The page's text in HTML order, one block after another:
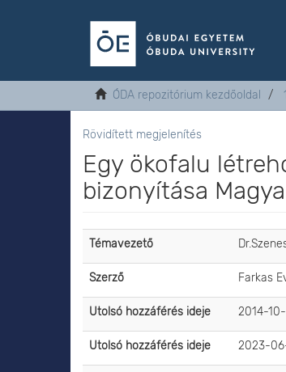
ÓDA repozitórium kezdőoldal
Rövidített megjelenítés
Egy ökofalu
bizonyítása
Témavezető
Szerző Farkas
Utolsó hozzáférés ideje 2014-
Utolsó hozzáférés ideje 2023-